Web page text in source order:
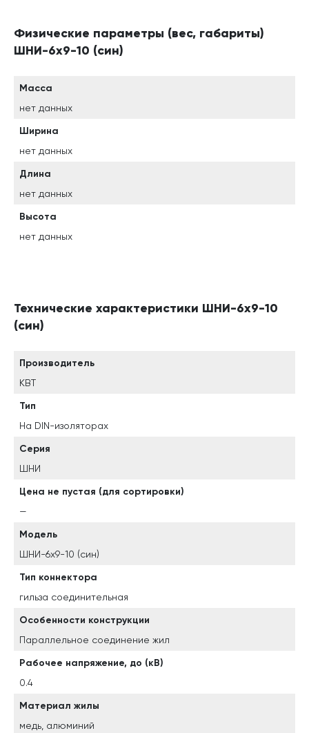
Физические параметры (вес, габариты)
ШНИ-6х9-10 (син)
Масса
нет данных
Ширина
нет данных
Длина
нет данных
Высота
нет данных
Технические характеристики ШНИ-6х9-10
(син)
Производитель
КВТ
Тип
На DIN-изоляторах
Серия
ШНИ
Цена не пустая (для сортировки)
—
Модель
ШНИ-6х9-10 (син)
Тип коннектора
гильза соединительная
Особенности конструкции
Параллельное соединение жил
Рабочее напряжение, до (кВ)
0.4
Материал жилы
медь, алюминий